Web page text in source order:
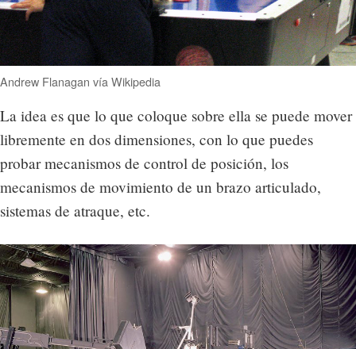
Andrew Flanagan vía Wikipedia
La idea es que lo que coloque sobre ella se puede mover
libremente en dos dimensiones, con lo que puedes
probar mecanismos de control de posición, los
mecanismos de movimiento de un brazo articulado,
sistemas de atraque, etc.